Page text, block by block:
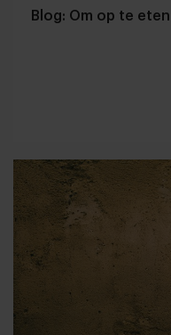
Blog: Om op te eten